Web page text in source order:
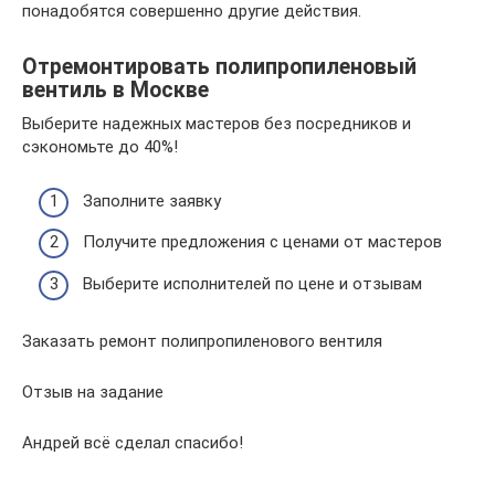
понадобятся совершенно другие действия.
Отремонтировать полипропиленовый
вентиль в Москве
Выберите надежных мастеров без посредников и
сэкономьте до 40%!
Заполните заявку
Получите предложения с ценами от мастеров
Выберите исполнителей по цене и отзывам
Заказать ремонт полипропиленового вентиля
Отзыв на задание
Андрей всё сделал спасибо!